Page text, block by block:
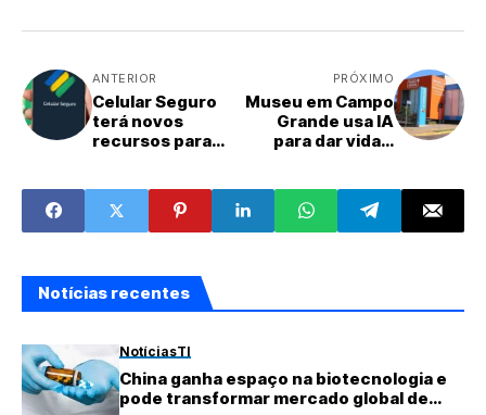
ANTERIOR
Celular Seguro
terá novos
recursos para
aparelhos
roubados
PRÓXIMO
Museu em Campo
Grande usa IA
para dar vida a
Notícias recentes
NotíciasTI
China ganha espaço na biotecnologia e
pode transformar mercado global de